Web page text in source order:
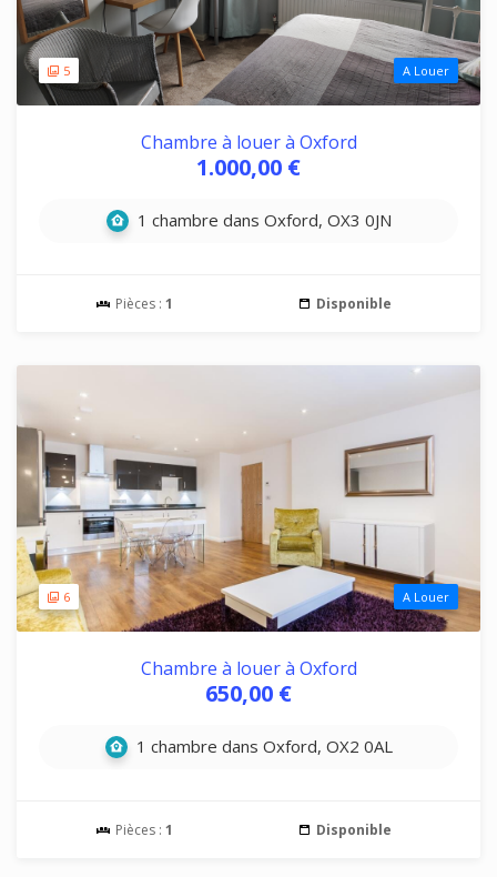
5 A Louer
Chambre à louer à Oxford
1.000,00 €
1 chambre dans Oxford, OX3 0JN
Pièces : 1 Disponible
6 A Louer
Chambre à louer à Oxford
650,00 €
1 chambre dans Oxford, OX2 0AL
Pièces : 1 Disponible